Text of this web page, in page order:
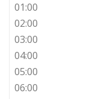
01:00
02:00
03:00
04:00
05:00
06:00